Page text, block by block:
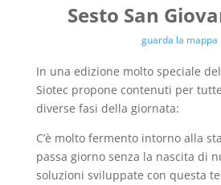
Sesto San
guarda la mappa
In una edizione molto speciale del
Siotec propone contenuti per
diverse fasi della giornata:
C’è molto fermento intorno alla
passa giorno senza la nascita di
soluzioni sviluppate con questa